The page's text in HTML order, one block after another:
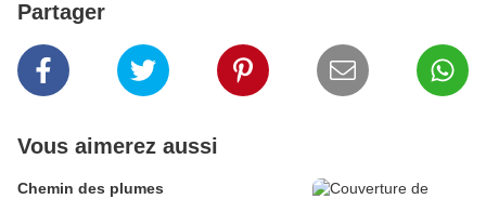
Partager
Vous aimerez aussi
Chemin des plumes